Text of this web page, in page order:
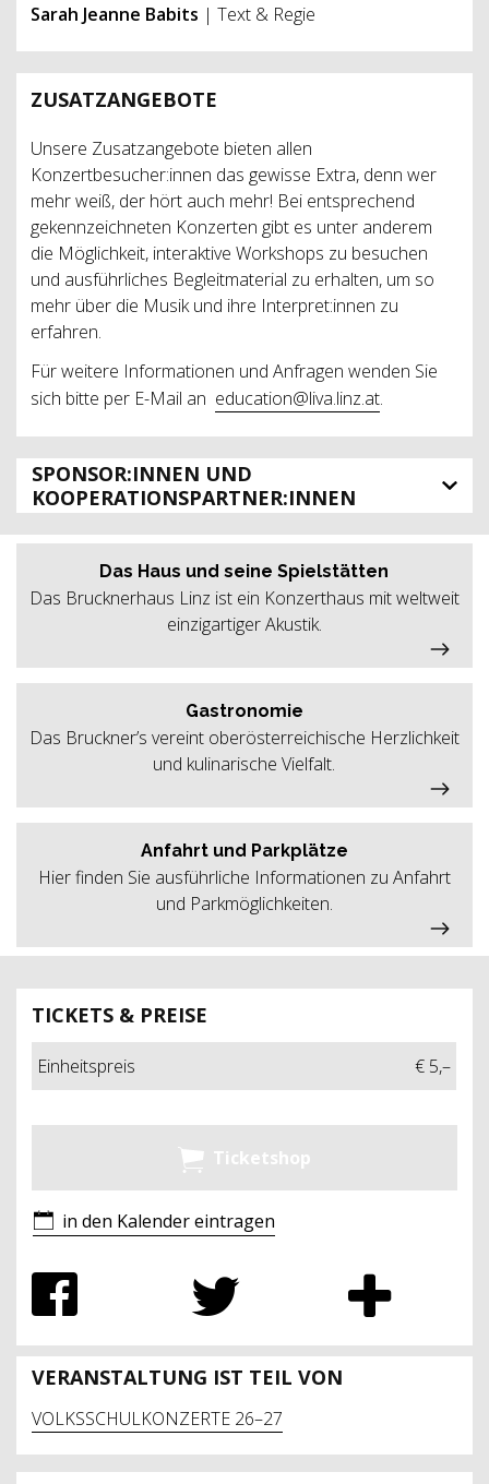
Sarah Jeanne Babits | Text & Regie
ZUSATZANGEBOTE
Unsere Zusatzangebote bieten allen
Konzertbesucher:innen das gewisse Extra, denn wer
mehr weiß, der hört auch mehr! Bei entsprechend
gekennzeichneten Konzerten gibt es unter anderem
die Möglichkeit, interaktive Workshops zu besuchen
und ausführliches Begleitmaterial zu erhalten, um so
mehr über die Musik und ihre Interpret:innen zu
erfahren.
Für weitere Informationen und Anfragen wenden Sie
sich bitte per E-Mail an education@liva.linz.at.
SPONSOR:INNEN UND
KOOPERATIONSPARTNER:INNEN
TICKETS & PREISE
Einheitspreis € 5,–
Ticketshop
in den Kalender eintragen
VERANSTALTUNG IST TEIL VON
VOLKSSCHULKONZERTE 26–27
Das Haus und seine Spielstätten
Das Brucknerhaus Linz ist ein Konzerthaus mit weltweit
einzigartiger Akustik.
Gastronomie
Das Bruckner’s vereint oberösterreichische Herzlichkeit
und kulinarische Vielfalt.
Anfahrt und Parkplätze
Hier finden Sie ausführliche Informationen zu Anfahrt
und Parkmöglichkeiten.